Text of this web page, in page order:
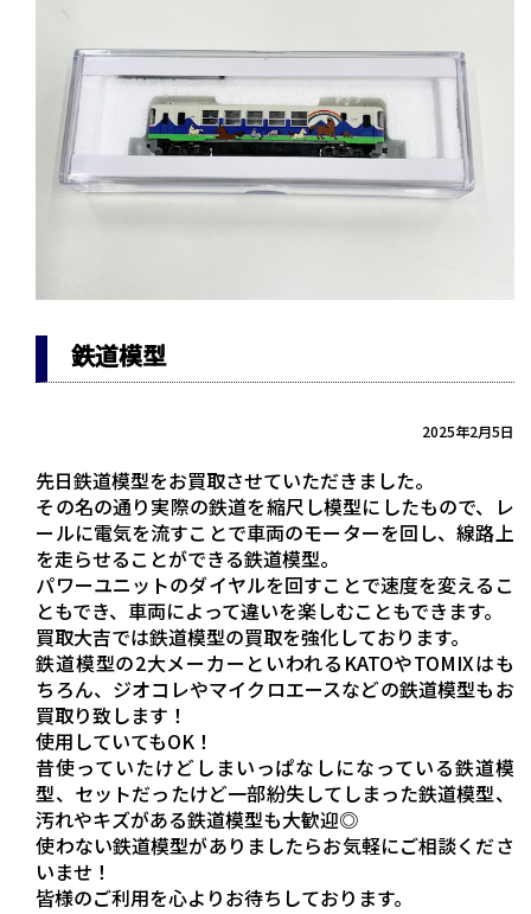
鉄道模型
2025年2月5日
先日鉄道模型をお買取させていただきました。
その名の通り実際の鉄道を縮尺し模型にしたもので、レ
ールに電気を流すことで車両のモーターを回し、線路上
を走らせることができる鉄道模型。
パワーユニットのダイヤルを回すことで速度を変えるこ
ともでき、車両によって違いを楽しむこともできます。
買取大吉では鉄道模型の買取を強化しております。
鉄道模型の2大メーカーといわれるKATOやTOMIXはも
ちろん、ジオコレやマイクロエースなどの鉄道模型もお
買取り致します！
使用していてもOK！
昔使っていたけどしまいっぱなしになっている鉄道模
型、セットだったけど一部紛失してしまった鉄道模型、
汚れやキズがある鉄道模型も大歓迎◎
使わない鉄道模型がありましたらお気軽にご相談くださ
いませ！
皆様のご利用を心よりお待ちしております。